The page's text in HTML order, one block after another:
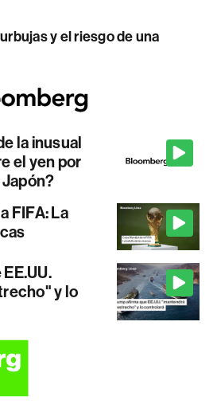
y el riesgo de una
la inusual
el yen por
Japón?
FIFA: La
y lo